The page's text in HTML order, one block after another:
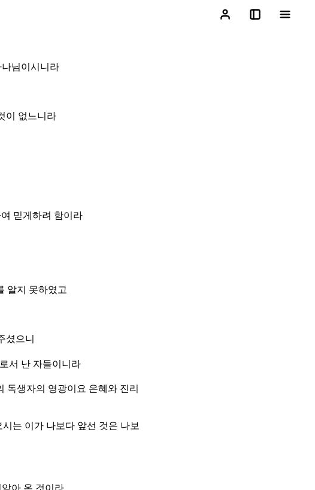
님이시니라
이 없느니라
믿게하려 함이라
알지 못하였고
셨으니
서 난 자들이니라
독생자의 영광이요 은혜와 진리
는 이가 나보다 앞선 것은 나보